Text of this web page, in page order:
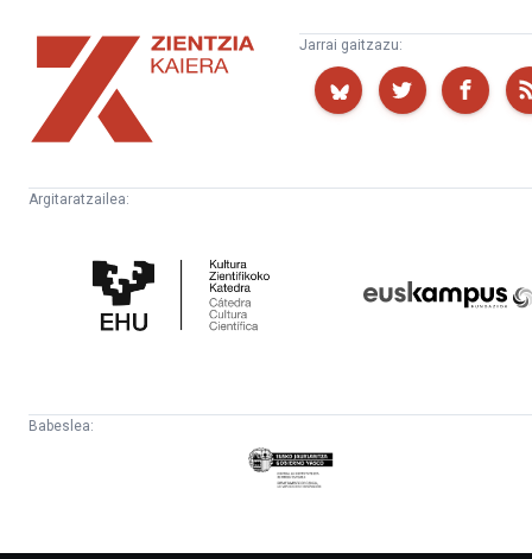
Zientzia
Kaiera
Jarrai gaitzazu:
Argitaratzailea:
Zientifikoko
Katedra
Babeslea:
Eusko
Jaurlaritza